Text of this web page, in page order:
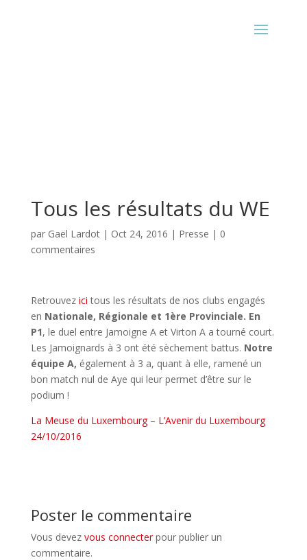
Tous les résultats du WE
par Gaël Lardot| Oct 24, 2016 | Presse | 0
commentaires
Retrouvez ici tous les résultats de nos clubs engagés
en Nationale, Régionale et 1ère Provinciale. En
P1, le duel entre Jamoigne A et Virton A a tourné court.
Les Jamoignards à 3 ont été sèchement battus. Notre
équipe A, également à 3 a, quant à elle, ramené un
bon match nul de Aye qui leur permet d’être sur le
podium !
La Meuse du Luxembourg– L’Avenir du Luxembourg
24/10/2016
Poster le commentaire
Vous devez vous connecterpour publier un
commentaire.